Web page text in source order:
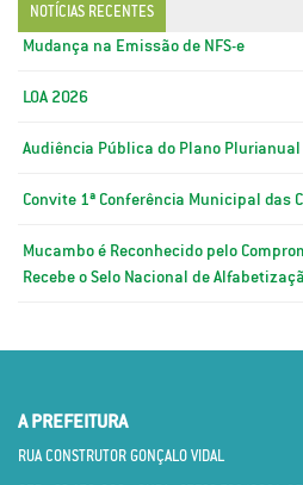
NOTÍCIAS RECENTES
Mudança na Emissão de NFS-e
LOA 2026
Audiência Pública do Plano Plurianual
Convite 1ª Conferência Municipal das
Mucambo é Reconhecido pelo
Recebe o Selo Nacional de
A PREFEITURA
RUA CONSTRUTOR GONÇALO VIDAL